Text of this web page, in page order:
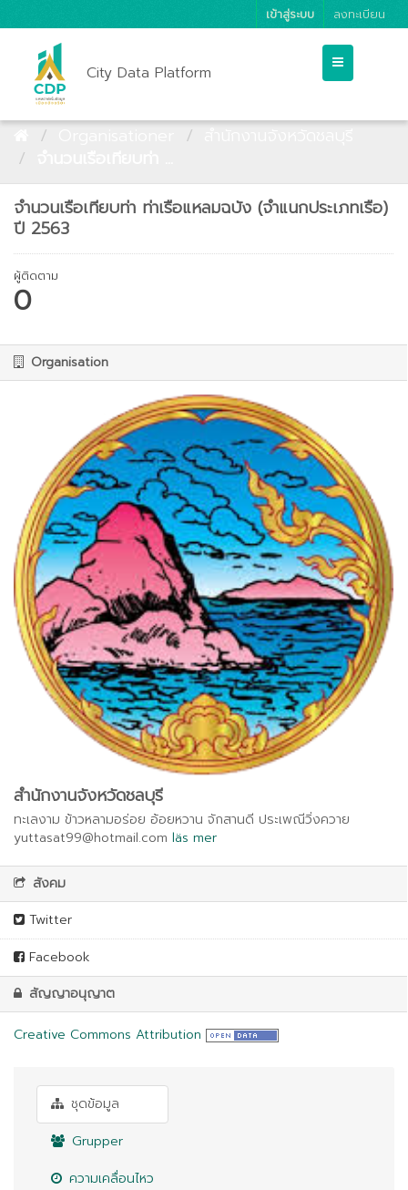
เข้าสู่ระบบ ลงทะเบียน
City Data Platform
จำนวนเรือเทียบท่า ท่าเรือแหลมฉบัง (จำแนกประเภทเรือ)
ปี 2563
ผู้ติดตาม
0
Organisation
สำนักงานจังหวัดชลบุรี
ทะเลงาม ข้าวหลามอร่อย อ้อยหวาน จักสานดี ประเพณีวิ่งควาย
yuttasat99@hotmail.com läs mer
สังคม
Twitter
Facebook
สัญญาอนุญาต
Creative Commons Attribution
ชุดข้อมูล
Grupper
ความเคลื่อนไหว